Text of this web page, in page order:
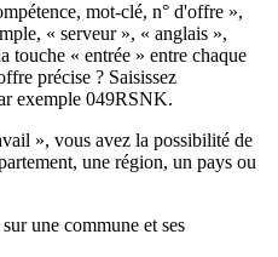
mot-clé, n° d'offre »,
« serveur », « anglais »,
touche « entrée » entre chaque
précise ? Saisissez
exemple 049RSNK.
», vous avez la possibilité de
une région, un pays ou
une commune et ses